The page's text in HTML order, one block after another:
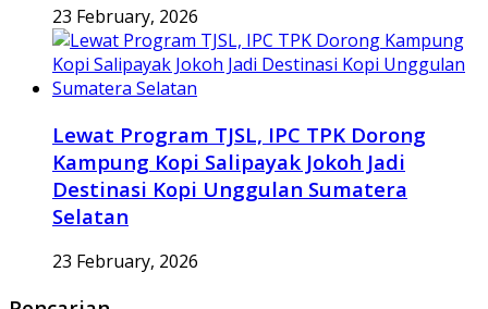
23 February, 2026
Lewat Program TJSL, IPC TPK Dorong
Kampung Kopi Salipayak Jokoh Jadi
Destinasi Kopi Unggulan Sumatera
Selatan
23 February, 2026